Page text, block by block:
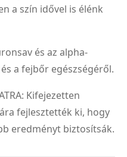
a szín idővel is élénk
és az alpha-
a fejbőr egészségéről.
Kifejezetten
fejlesztették ki, hogy
eredményt biztosítsák.